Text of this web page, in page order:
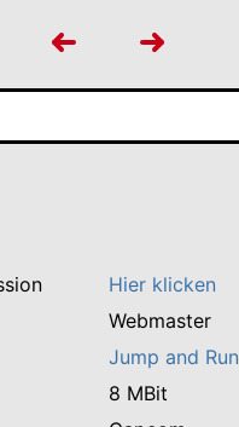
Hier klicken
Webmaster
Jump and Run
8 MBit